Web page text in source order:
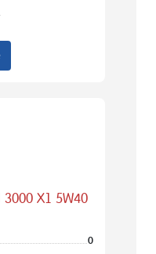
Х1 5W40
0